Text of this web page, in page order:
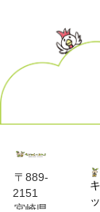
〒889-
2151
宮崎県
キ
ッ